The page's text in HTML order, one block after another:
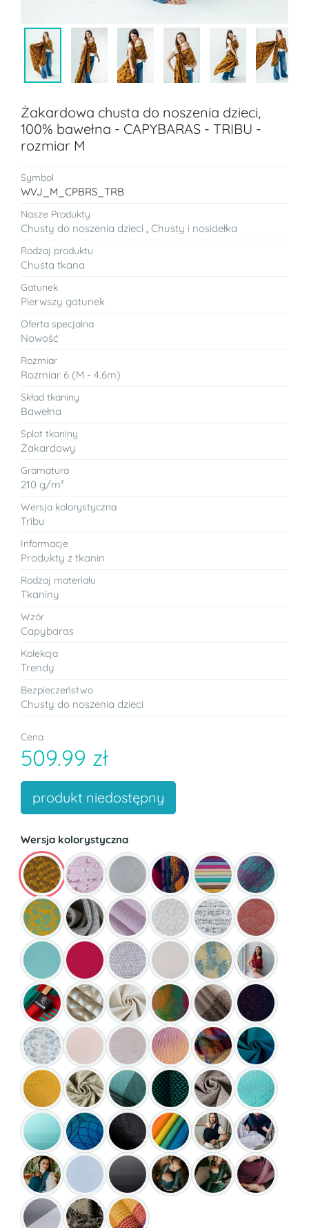
Żakardowa chusta do noszenia dzieci,
100% bawełna - CAPYBARAS - TRIBU -
rozmiar M
Symbol
WVJ_M_CPBRS_TRB
Nasze Produkty
Chusty do noszenia dzieci Chusty i nosidełka
Rodzaj produktu
Chusta tkana
Gatunek
Pierwszy gatunek
Oferta specjalna
Nowość
Rozmiar
Rozmiar 6 (M - 4.6m)
Skład tkaniny
Bawełna
Splot tkaniny
Żakardowy
Gramatura
210 g/m²
Wersja kolorystyczna
Tribu
Informacje
Produkty z tkanin
Rodzaj materiału
Tkaniny
Wzór
Capybaras
Kolekcja
Trendy
Bezpieczeństwo
Chusty do noszenia dzieci
Cena
509.99 zł
produkt niedostępny
Wersja kolorystyczna